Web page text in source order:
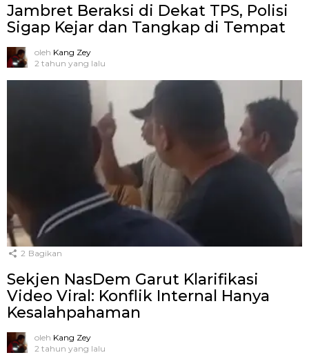
Jambret Beraksi di Dekat TPS, Polisi
Sigap Kejar dan Tangkap di Tempat
oleh Kang Zey
2 tahun yang lalu
2 Bagikan
Sekjen NasDem Garut Klarifikasi
Video Viral: Konflik Internal Hanya
Kesalahpahaman
oleh Kang Zey
2 tahun yang lalu